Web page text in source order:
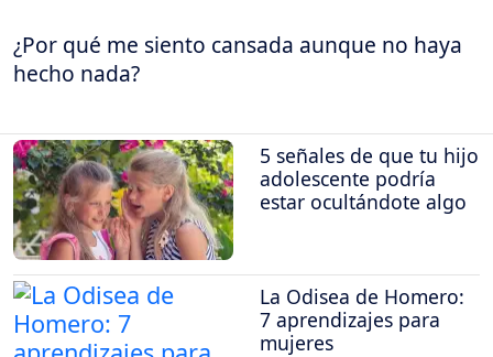
¿Por qué me siento cansada aunque no haya
hecho nada?
5 señales de que tu hijo
adolescente podría
estar ocultándote algo
La Odisea de Homero:
7 aprendizajes para
mujeres